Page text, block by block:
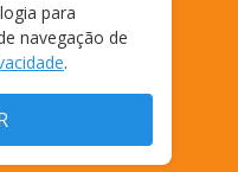
PRIVACIDADE
DE USO
para
navegação de
.